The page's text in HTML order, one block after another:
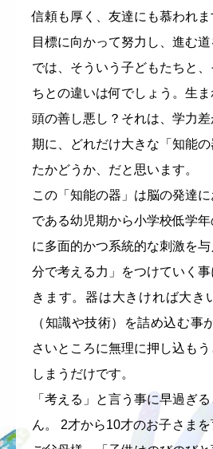
信頼も厚く、友達にも慕われ
目標に向かって努力し、進む道
では、そういう子どもたちと
ちとの違いは何でしょう。生
頭の善し悪し？それは、学力
期に、どれだけ大きな「知能
たかどうか、だと思います。
この「知能の器」は脳の発達
である幼児期から小学校低学
に多面的かつ系統的な刺激を
分で考える力」をつけていく
きます。器は大きければ大き
（知識や技術）を詰め込む事
さいところに無理に押し込も
しまうだけです。
「考える」と言う事に早過ぎ
ん。 2才から10才のお子さま